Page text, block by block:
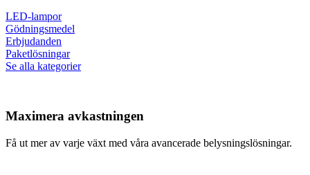
LED-lampor
Gödningsmedel
Erbjudanden
Paketlösningar
Se alla kategorier
Maximera avkastningen
Få ut mer av varje växt med våra avancerade belysningslösningar.